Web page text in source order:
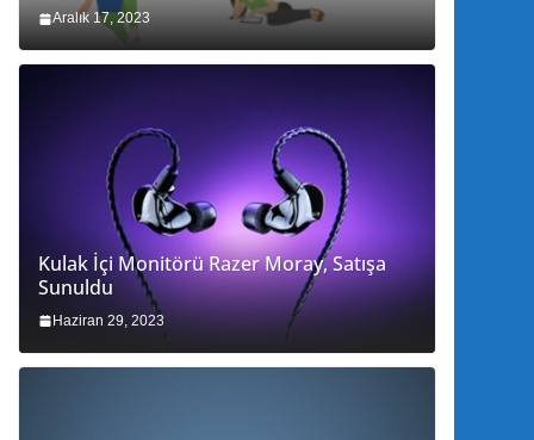
Aralık 17, 2023
Kulak İçi Monitörü Razer Moray, Satışa
Sunuldu
Haziran 29, 2023